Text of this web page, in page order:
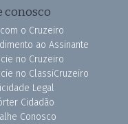
conosco
o Cruzeiro
ao Assinante
no Cruzeiro
no ClassiCruzeiro
Legal
Cidadão
Conosco